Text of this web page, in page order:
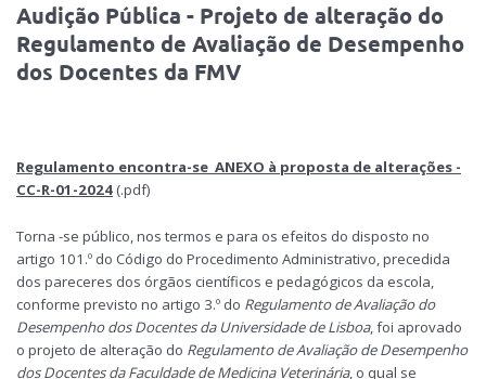
Audição Pública - Projeto de alteração do
Regulamento de Avaliação de Desempenho
dos Docentes da FMV
Regulamento encontra-se ANEXO à proposta de alterações -
CC-R-01-2024 (.pdf)
Torna -se público, nos termos e para os efeitos do disposto no
artigo 101.º do Código do Procedimento Administrativo, precedida
dos pareceres dos órgãos científicos e pedagógicos da escola,
conforme previsto no artigo 3.º do Regulamento de Avaliação do
Desempenho dos Docentes da Universidade de Lisboa, foi aprovado
o projeto de alteração do Regulamento de Avaliação de Desempenho
dos Docentes da Faculdade de Medicina Veterinária, o qual se